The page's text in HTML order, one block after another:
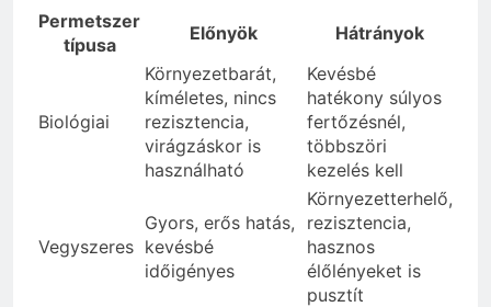
Permetszer
típusa
Előnyök Hátrányok
Biológiai
Környezetbarát,
kíméletes, nincs
rezisztencia,
virágzáskor is
használható
Kevésbé
hatékony súlyos
fertőzésnél,
többszöri
kezelés kell
Vegyszeres
Gyors, erős hatás,
kevésbé
időigényes
Környezetterhelő,
rezisztencia,
hasznos
élőlényeket is
pusztít